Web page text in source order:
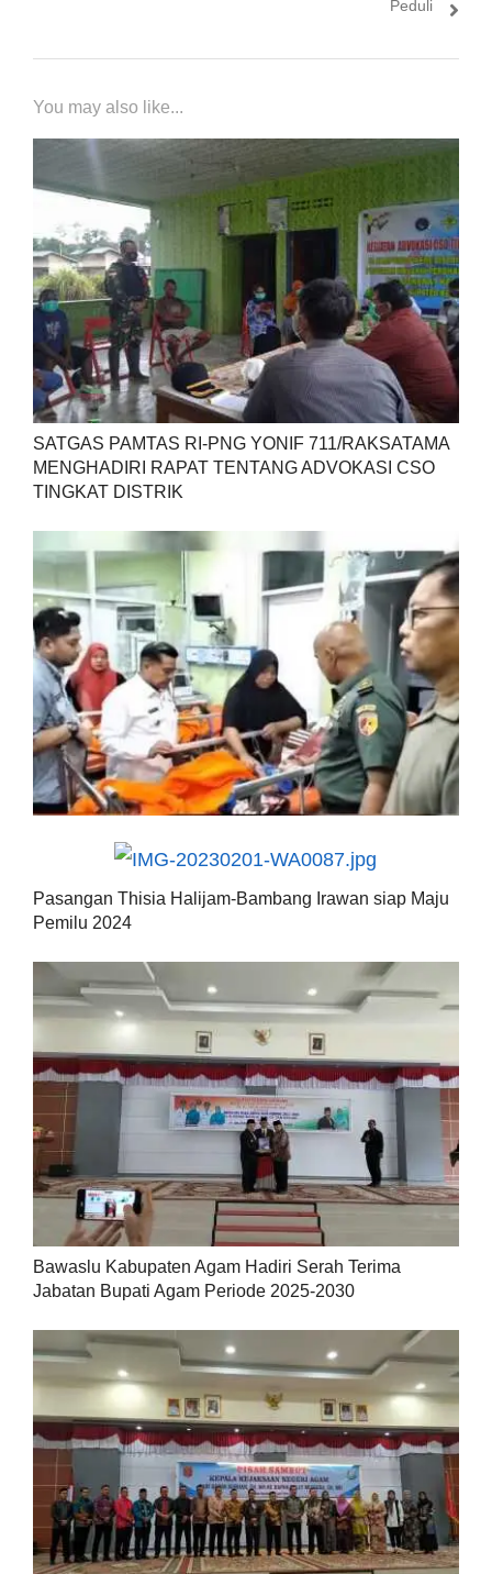
Peduli
You may also like...
SATGAS PAMTAS RI-PNG YONIF 711/RAKSATAMA
MENGHADIRI RAPAT TENTANG ADVOKASI CSO
TINGKAT DISTRIK
Pasangan Thisia Halijam-Bambang Irawan siap Maju
Pemilu 2024
Bawaslu Kabupaten Agam Hadiri Serah Terima
Jabatan Bupati Agam Periode 2025-2030